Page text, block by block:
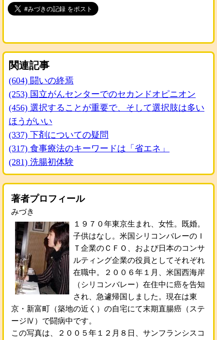
関連記事
(604) 闘いの終焉
(253) 国立がんセンターでのセカンドオピニオン
(456) 選択することが重要で、そして選択肢は多い
ほうがいい
(337) 下剤についての疑問
(317) 食事療法のキーワードは「省エネ」
(281) 洗腸初体験
著者プロフィール
みづき
１９７０年東京生まれ、女性。既婚。
子供はなし。米国シリコンバレーのＩ
Ｔ企業のＣＦＯ、および日本のコンサ
ルティング企業の役員としてそれぞれ
在職中。２００６年１月、米国西海岸
（シリコンバレー）在住中に癌を告知
され、急遽帰国しました。現在は東
京・新富町（築地の近く）の自宅にて末期直腸癌（ステ
ージⅣ）で闘病中です。
この写真は、２００５年１２月８日、サンフランシスコ